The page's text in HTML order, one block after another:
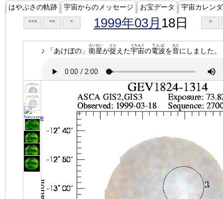
はやぶさの軌跡 宇宙からのメッセージ お宝データ 宇宙カレン
<<< << < 1999年03月 18日 >
♪ 「あけぼの」 衛星
えいせい
が捉
とら
えた宇宙
うちゅう
の電波
でんぱ
を音
おと
にしました。